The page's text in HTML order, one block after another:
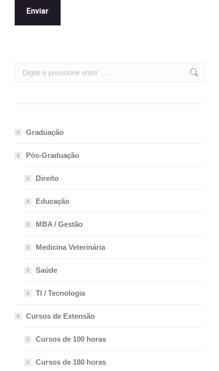
Search:
Graduação
Pós-Graduação
Direito
Educação
MBA / Gestão
Medicina Veterinária
Saúde
TI / Tecnologia
Cursos de Extensão
Cursos de 100 horas
Cursos de 180 horas